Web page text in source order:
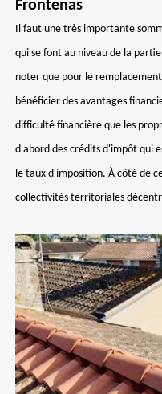
Frontenas
Il faut une très importante
qui se font au niveau de la
noter que pour le
bénéficier des avantages
difficulté financière que les
d'abord des crédits d'impôt qui
le taux d'imposition. À côté de
collectivités territoriales